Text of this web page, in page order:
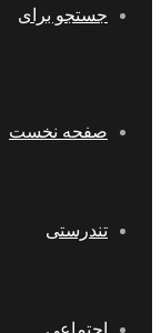
جستجو برای
صفحه نخست
تندرستی
اجتماعی